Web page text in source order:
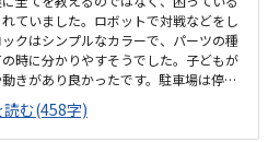
ていました。ロボットで対戦などをし
クはシンプルなカラーで、パーツの種
時に分かりやすそうでした。子どもが
きがあり良かったです。駐車場は停め
で助かります。近くに別の施設もある
いと思いました。教室はシンプルで余
そうです。清潔な空間でした。授業を
読む(458字)